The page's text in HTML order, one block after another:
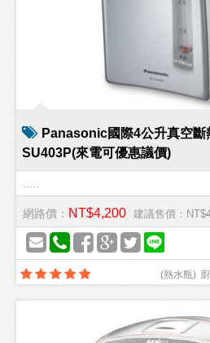
Panasonic國際4公升真空斷
SU403P(來電可優惠議價)
網路價： NT$4,200 建議售價：NT$
(熱水瓶)